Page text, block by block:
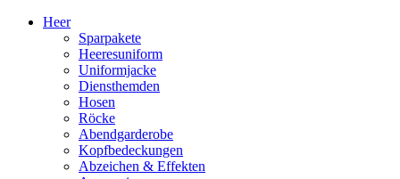
Heer
Sparpakete
Heeresuniform
Uniformjacke
Diensthemden
Hosen
Röcke
Abendgarderobe
Kopfbedeckungen
Abzeichen & Effekten